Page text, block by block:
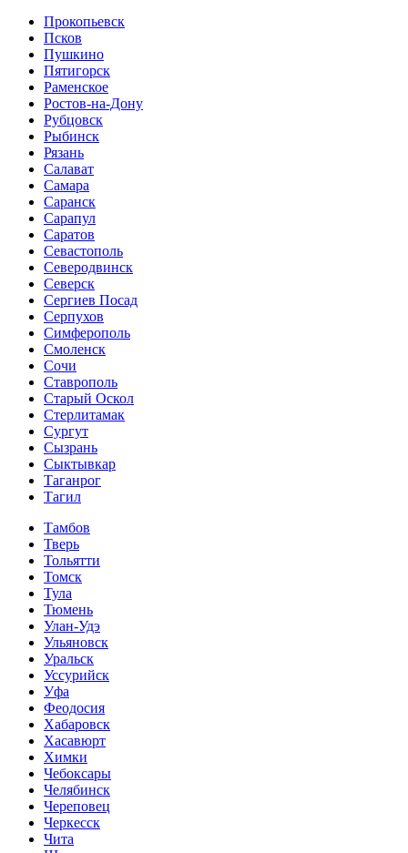
Прокопьевск
Псков
Пушкино
Пятигорск
Раменское
Ростов-на-Дону
Рубцовск
Рыбинск
Рязань
Салават
Самара
Саранск
Сарапул
Саратов
Севастополь
Северодвинск
Северск
Сергиев Посад
Серпухов
Симферополь
Смоленск
Сочи
Ставрополь
Старый Оскол
Стерлитамак
Сургут
Сызрань
Сыктывкар
Таганрог
Тагил
Тамбов
Тверь
Тольятти
Томск
Тула
Тюмень
Улан-Удэ
Ульяновск
Уральск
Уссурийск
Уфа
Феодосия
Хабаровск
Хасавюрт
Химки
Чебоксары
Челябинск
Череповец
Черкесск
Чита